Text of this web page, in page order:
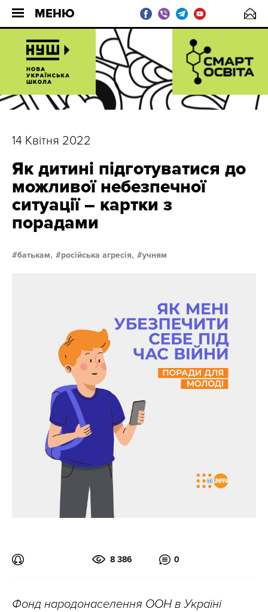
МЕНЮ
14 Квітня 2022
Як дитині підготуватися до
можливої небезпечної
ситуації – картки з
порадами
батькам, російська агресія, учням
8 386 0
Фонд народонаселення ООН в Україні